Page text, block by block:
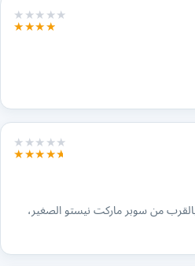
الإطفاء، بالقرب من سوبر ماركت نيستو الصغير،